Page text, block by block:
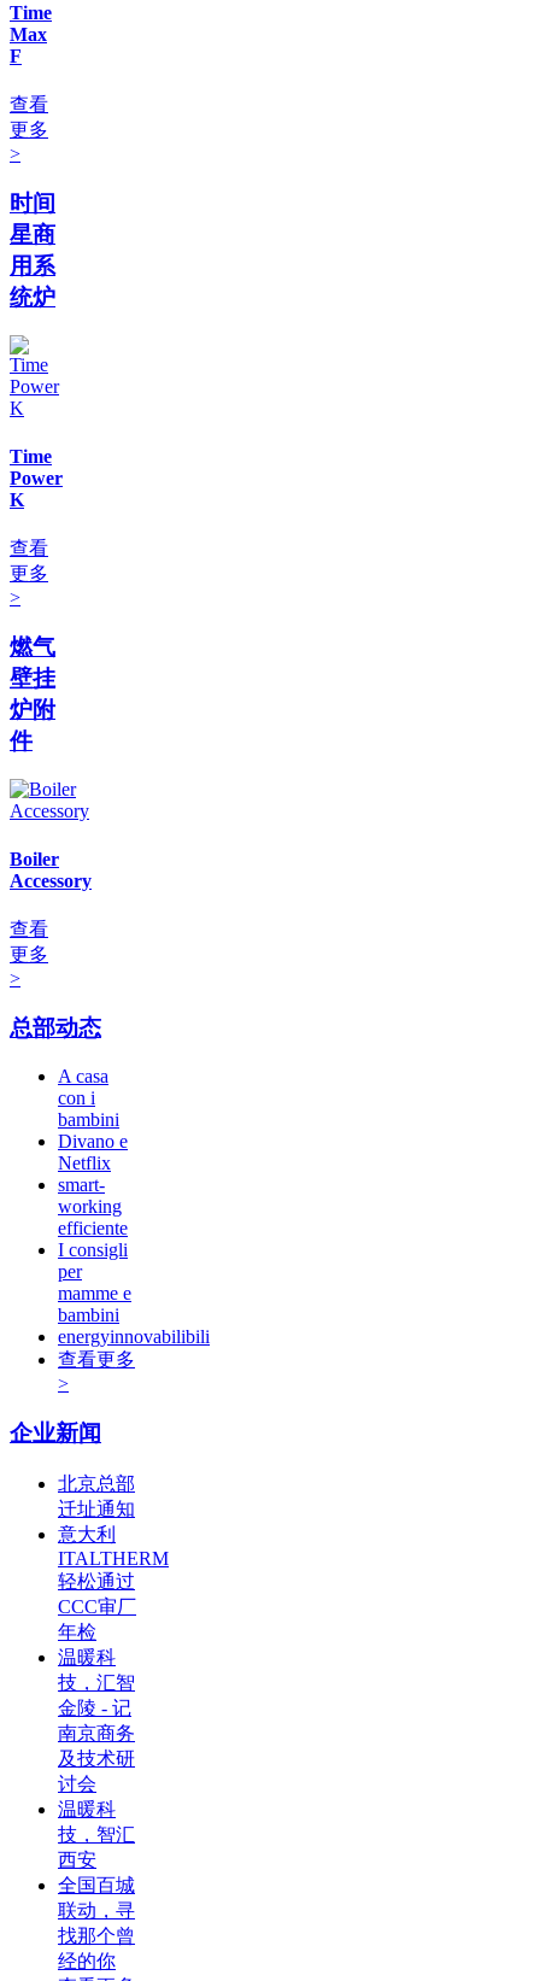
Time
Max
F
查看
更多
>
时间
星商
用系
统炉
Time
Power
K
查看
更多
>
燃气
壁挂
炉附
件
Boiler
Accessory
查看
更多
>
总部动态
A casa
con i
bambini
Divano e
Netflix
smart-
working
efficiente
I consigli
per
mamme e
bambini
energyinnovabilibili
查看更多
>
企业新闻
北京总部
迁址通知
意大利
ITALTHERM
轻松通过
CCC审厂
年检
温暖科
技，汇智
金陵 - 记
南京商务
及技术研
讨会
温暖科
技，智汇
西安
全国百城
联动，寻
找那个曾
经的你